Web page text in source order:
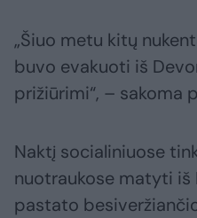
„Šiuo metu kitų
buvo evakuoti iš
prižiūrimi“, – sakoma
Naktį socialiniuose
nuotraukose matyti iš
pastato